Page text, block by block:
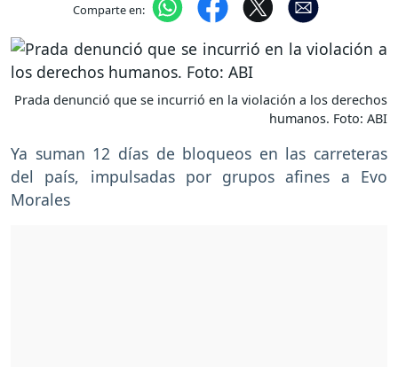
Comparte en:
Prada denunció que se incurrió en la violación a los derechos
humanos. Foto: ABI
Ya suman 12 días de bloqueos en las carreteras
del país, impulsadas por grupos afines a Evo
Morales